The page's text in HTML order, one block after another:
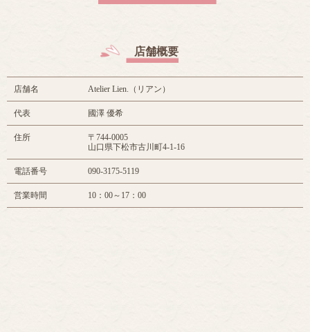
店舗概要
店舗名 Atelier Lien.（リアン）
代表 國澤 優希
住所
〒744-0005
山口県下松市古川町4-1-16
電話番号 090-3175-5119
営業時間 10：00～17：00